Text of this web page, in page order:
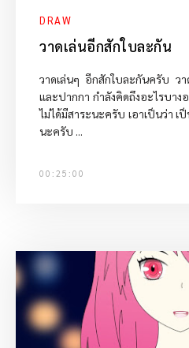
DRAW
วาดเล่นอีกสักใบละกัน
วาดเล่นๆ อีกสักใบละกันครับ วา
และปากกา กำลังคิดถึงอะไรบาง
ไม่ได้มีสาระนะครับ เอาเป็นว่า เ
นะครับ ...
00:25:00